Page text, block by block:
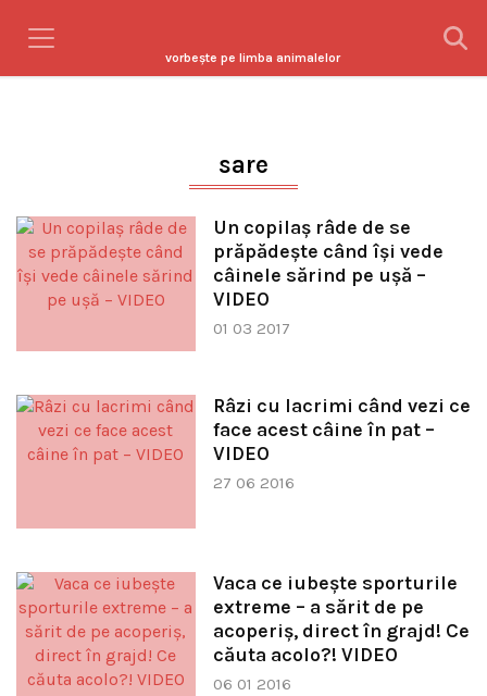
vorbeşte pe limba animalelor
sare
Un copilaş râde de se
prăpădeşte când îşi vede
câinele sărind pe uşă –
VIDEO
01 03 2017
Râzi cu lacrimi când vezi ce
face acest câine în pat –
VIDEO
27 06 2016
Vaca ce iubeşte sporturile
extreme – a sărit de pe
acoperiş, direct în grajd! Ce
căuta acolo?! VIDEO
06 01 2016